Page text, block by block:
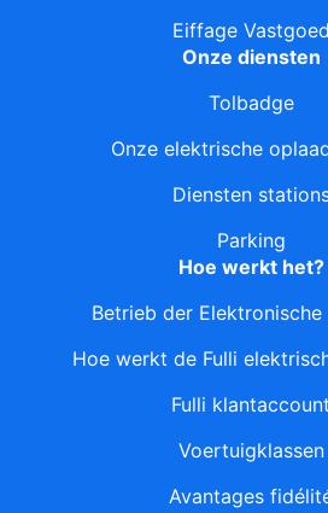
Eiffage Vastgoed
Onze diensten
Tolbadge
Onze elektrische
Diensten
Parking
Hoe werkt het?
Betrieb der
Hoe werkt de Fulli
Fulli klantaccount
Voertuigklassen
Avantages